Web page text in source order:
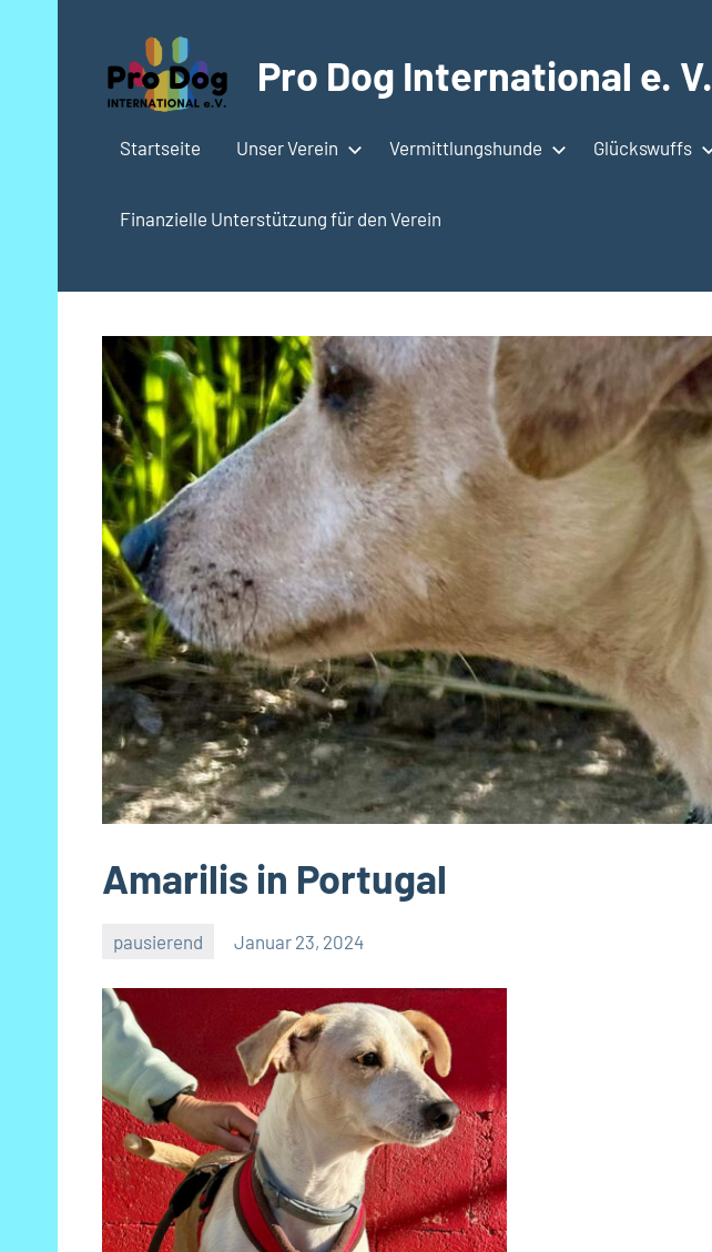
springen
Pro Dog International e. V.
Startseite Unser Verein Vermittlungshunde Glückswuffs
Finanzielle Unterstützung für den Verein
Amarilis in Portugal
pausierend Januar 23, 2024
Petra